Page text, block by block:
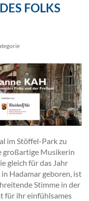
FOLKS
im Stöffel-Park zu
großartige Musikerin
gleich für das Jahr
Hadamar geboren, ist
Stimme in der
für ihr einfühlsames